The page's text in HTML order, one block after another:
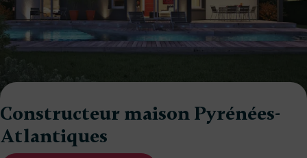
Constructeur maison Pyrénées-
Atlantiques